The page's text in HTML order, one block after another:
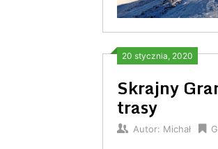
20 stycznia, 2020
Skrajny
trasy
Autor: Michał